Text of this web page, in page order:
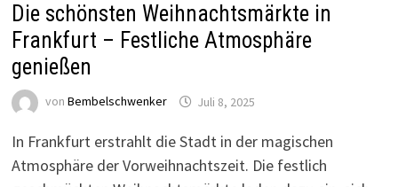
Die schönsten Weihnachtsmärkte in
Frankfurt – Festliche Atmosphäre
genießen
von Bembelschwenker Juli 8, 2025
In Frankfurt erstrahlt die Stadt in der magischen
Atmosphäre der Vorweihnachtszeit. Die festlich